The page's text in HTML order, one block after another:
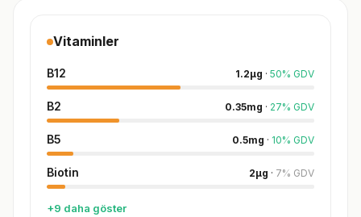
Vitaminler
B12 1.2µg · 50% GDV
B2 0.35mg · 27% GDV
B5 0.5mg · 10% GDV
Biotin 2µg · 7% GDV
+9 daha göster